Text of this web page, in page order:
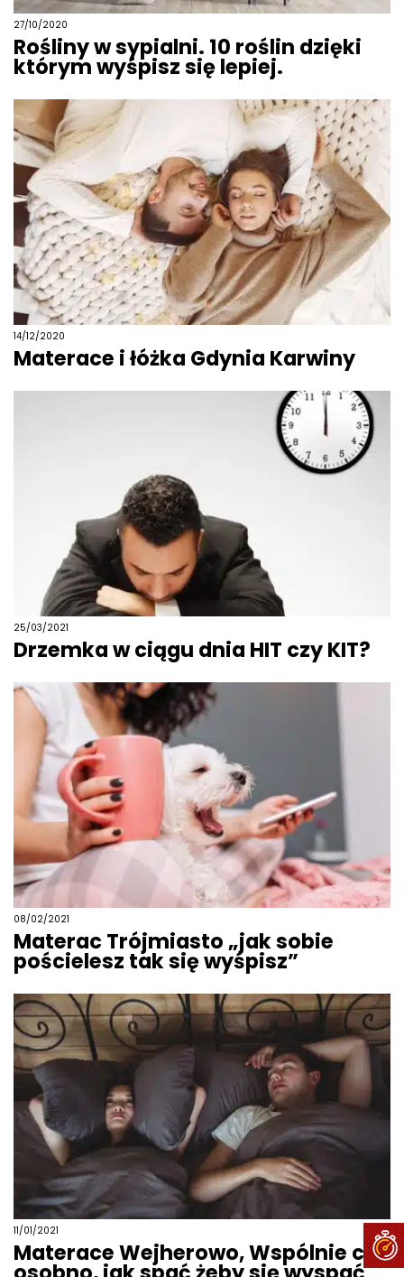
27/10/2020
Rośliny w sypialni. 10 roślin dzięki
którym wyśpisz się lepiej.
14/12/2020
Materace i łóżka Gdynia Karwiny
25/03/2021
Drzemka w ciągu dnia HIT czy KIT?
08/02/2021
Materac Trójmiasto „jak sobie
pościelesz tak się wyśpisz”
11/01/2021
Materace Wejherowo, Wspólnie czy